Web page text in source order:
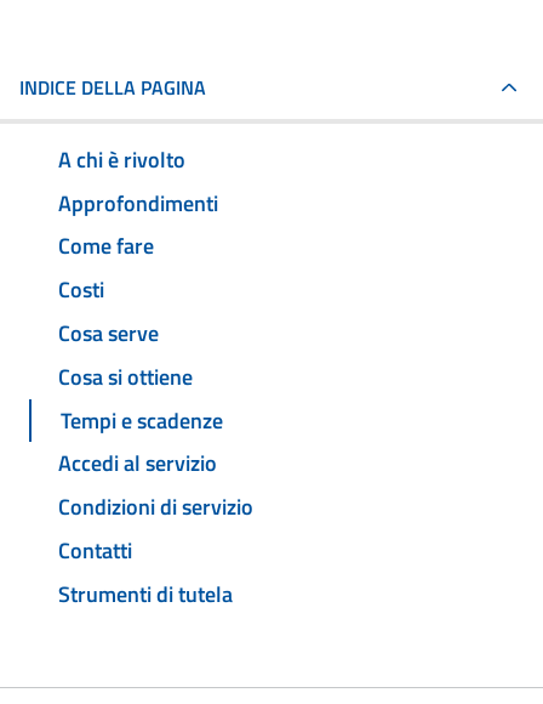
INDICE DELLA PAGINA
A chi è rivolto
Approfondimenti
Come fare
Costi
Cosa serve
Cosa si ottiene
Tempi e scadenze
Accedi al servizio
Condizioni di servizio
Contatti
Strumenti di tutela